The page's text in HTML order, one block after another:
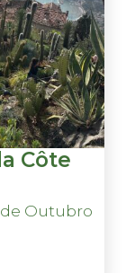
Côte
Outubro